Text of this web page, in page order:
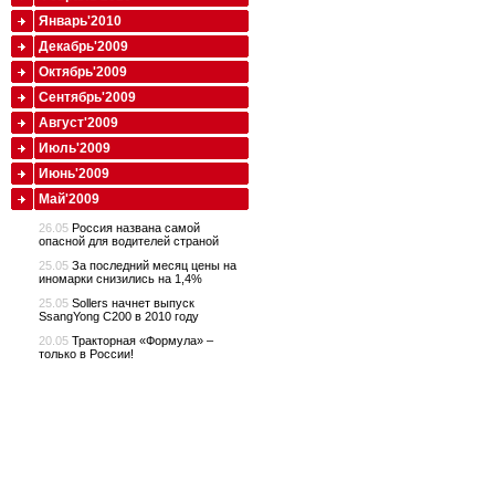
Январь'2010
Декабрь'2009
Октябрь'2009
Сентябрь'2009
Август'2009
Июль'2009
Июнь'2009
Май'2009
26.05 Россия названа самой
опасной для водителей страной
25.05 За последний месяц цены на
иномарки снизились на 1,4%
25.05 Sollers начнет выпуск
SsangYong C200 в 2010 году
20.05 Тракторная «Формула» –
только в России!